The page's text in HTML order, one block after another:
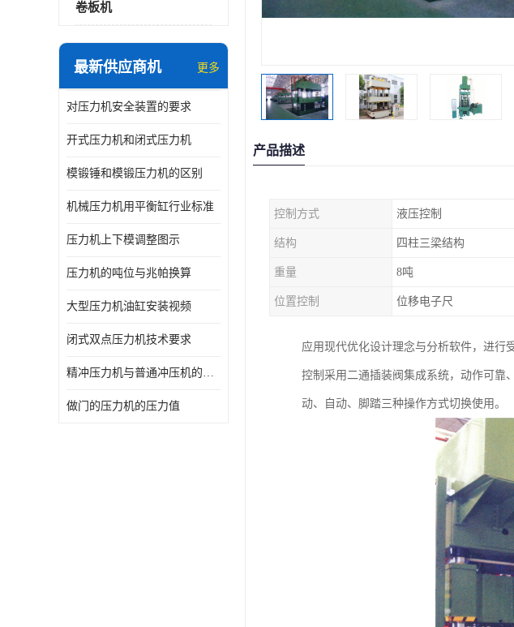
卷板机
最新供应商机 更多
对压力机安全装置的要求
开式压力机和闭式压力机
模锻锤和模锻压力机的区别
机械压力机用平衡缸行业标准
压力机上下模调整图示
压力机的吨位与兆帕换算
大型压力机油缸安装视频
闭式双点压力机技术要求
精冲压力机与普通冲压机的区别
做门的压力机的压力值
产品描述
控制方式 液压控制
结构 四柱三梁结构
重量 8吨
位置控制 位移电子尺
应用现代优化设计理念与分析软件，进行
控制采用二通插装阀集成系统，动作可靠
动、自动、脚踏三种操作方式切换使用。